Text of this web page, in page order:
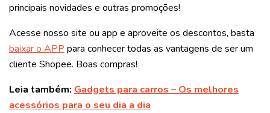
principais novidades e outras promoções!
Acesse nosso site ou app e aproveite os descontos, basta
baixar o APP para conhecer todas as vantagens de ser um
cliente Shopee. Boas compras!
Leia também: Gadgets para carros – Os melhores
acessórios para o seu dia a dia